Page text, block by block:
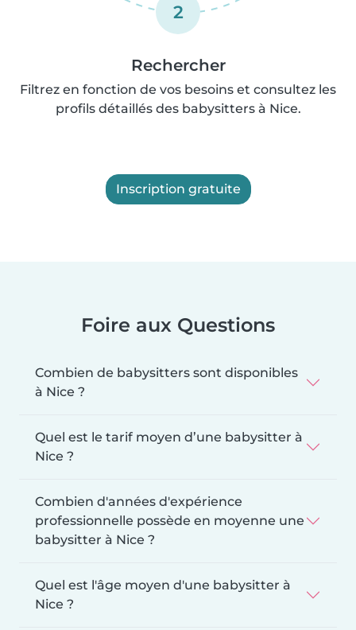
2
Rechercher
Filtrez en fonction de vos besoins et consultez les
profils détaillés des babysitters à Nice.
Inscription gratuite
Foire aux Questions
Combien de babysitters sont disponibles
à Nice ?
Quel est le tarif moyen d’une babysitter à
Nice ?
Combien d'années d'expérience
professionnelle possède en moyenne une
babysitter à Nice ?
Quel est l'âge moyen d'une babysitter à
Nice ?